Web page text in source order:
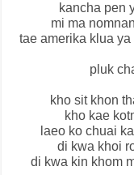
kancha pen
mi ma
tae amerika klua
pluk
kho sit khon
kho kae
laeo ko chuai
di kwa khoi
di kwa kin khom